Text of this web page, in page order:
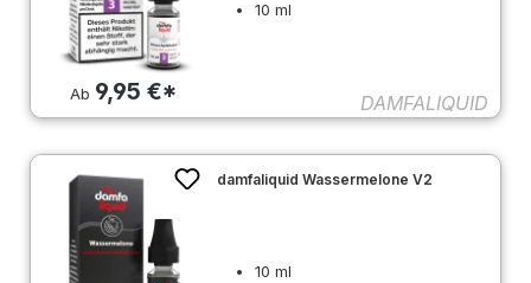
Ab 9,95 €*
10 ml
DAMFALIQUID
damfaliquid Wassermelone V2
10 ml